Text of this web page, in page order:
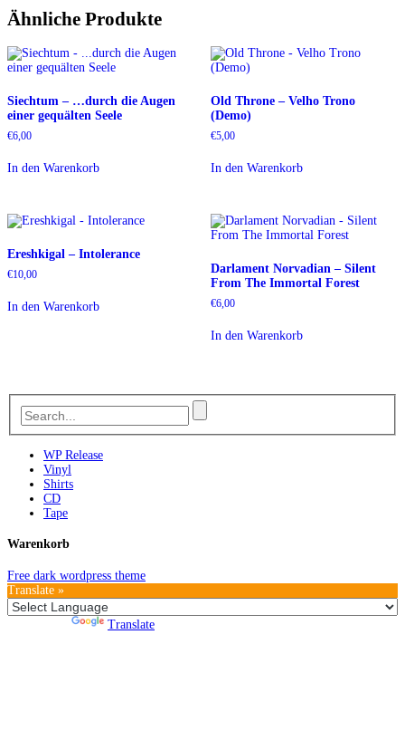
Ähnliche Produkte
Siechtum – …durch die Augen
einer gequälten Seele
€6,00
In den Warenkorb
Old Throne – Velho Trono
(Demo)
€5,00
In den Warenkorb
Ereshkigal – Intolerance
€10,00
In den Warenkorb
Darlament Norvadian – Silent
From The Immortal Forest
€6,00
In den Warenkorb
WP Release
Vinyl
Shirts
CD
Tape
Warenkorb
Free dark wordpress theme
Translate »
Translate